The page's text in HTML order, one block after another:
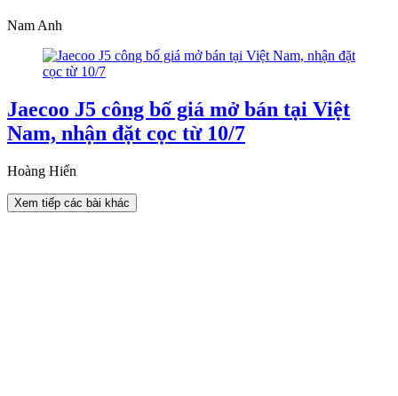
Nam Anh
Jaecoo J5 công bố giá mở bán tại Việt
Nam, nhận đặt cọc từ 10/7
Hoàng Hiển
Xem tiếp các bài khác